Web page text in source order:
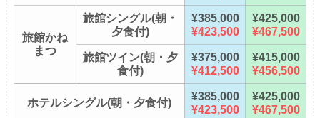
旅館かね
まつ
旅館シングル(朝・
夕食付)
¥385,000
¥423,500
¥425,000
¥467,500
旅館ツイン(朝・夕
食付)
¥375,000
¥412,500
¥415,000
¥456,500
ホテルシングル(朝・夕食付)
¥385,000
¥423,500
¥425,000
¥467,500